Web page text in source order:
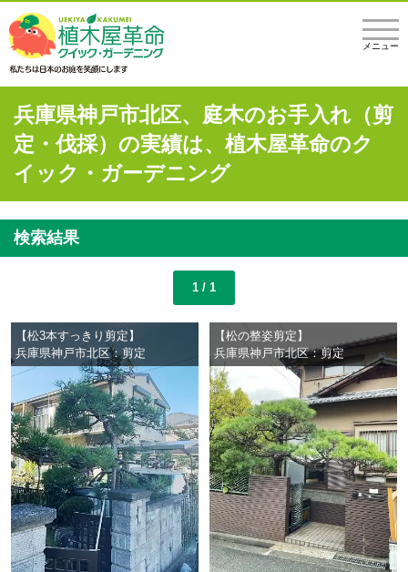
メニュー
兵庫県神戸市北区、庭木のお手入れ（剪
定・伐採）の実績は、植木屋革命のク
イック・ガーデニング
検索結果
1 / 1
【松3本すっきり剪定】
兵庫県神戸市北区：剪定
【松の整姿剪定】
兵庫県神戸市北区：剪定